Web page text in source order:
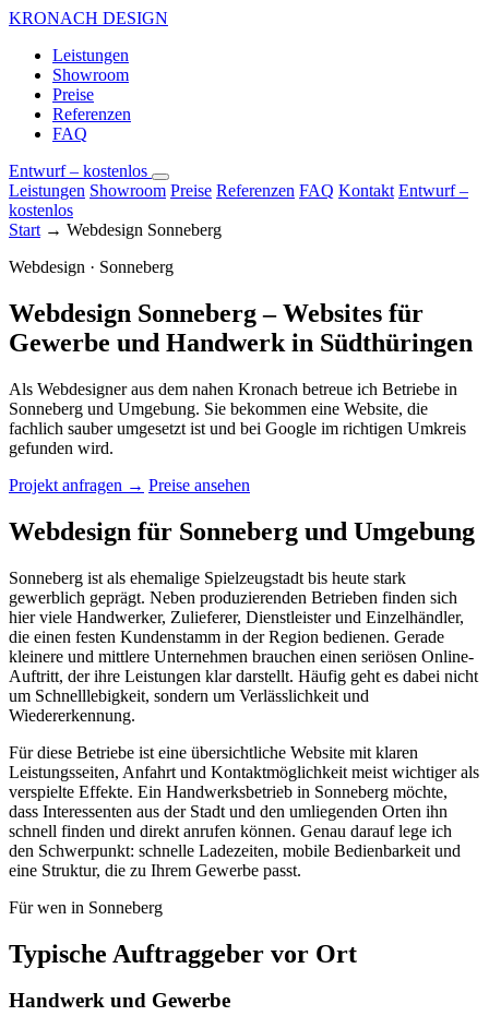
KRONACH DESIGN
Leistungen
Showroom
Preise
Referenzen
FAQ
Entwurf – kostenlos
Leistungen Showroom Preise Referenzen FAQ Kontakt Entwurf –
kostenlos
Start → Webdesign Sonneberg
Webdesign · Sonneberg
Webdesign Sonneberg – Websites für
Gewerbe und Handwerk in Südthüringen
Als Webdesigner aus dem nahen Kronach betreue ich Betriebe in
Sonneberg und Umgebung. Sie bekommen eine Website, die
fachlich sauber umgesetzt ist und bei Google im richtigen Umkreis
gefunden wird.
Projekt anfragen → Preise ansehen
Webdesign für Sonneberg und Umgebung
Sonneberg ist als ehemalige Spielzeugstadt bis heute stark
gewerblich geprägt. Neben produzierenden Betrieben finden sich
hier viele Handwerker, Zulieferer, Dienstleister und Einzelhändler,
die einen festen Kundenstamm in der Region bedienen. Gerade
kleinere und mittlere Unternehmen brauchen einen seriösen Online-
Auftritt, der ihre Leistungen klar darstellt. Häufig geht es dabei nicht
um Schnelllebigkeit, sondern um Verlässlichkeit und
Wiedererkennung.
Für diese Betriebe ist eine übersichtliche Website mit klaren
Leistungsseiten, Anfahrt und Kontaktmöglichkeit meist wichtiger als
verspielte Effekte. Ein Handwerksbetrieb in Sonneberg möchte,
dass Interessenten aus der Stadt und den umliegenden Orten ihn
schnell finden und direkt anrufen können. Genau darauf lege ich
den Schwerpunkt: schnelle Ladezeiten, mobile Bedienbarkeit und
eine Struktur, die zu Ihrem Gewerbe passt.
Für wen in Sonneberg
Typische Auftraggeber vor Ort
Handwerk und Gewerbe